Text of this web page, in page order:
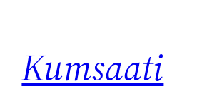
Kumsaati